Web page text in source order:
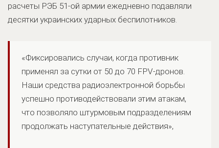
расчеты РЭБ 51-ой армии ежедневно подавляли
десятки украинских ударных беспилотников.
«Фиксировались случаи, когда противник
применял за сутки от 50 до 70 FPV-дронов.
Наши средства радиоэлектронной борьбы
успешно противодействовали этим атакам,
что позволяло штурмовым подразделениям
продолжать наступательные действия»,